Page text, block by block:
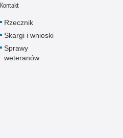
Kontakt
Rzecznik
Skargi i wnioski
Sprawy
weteranów